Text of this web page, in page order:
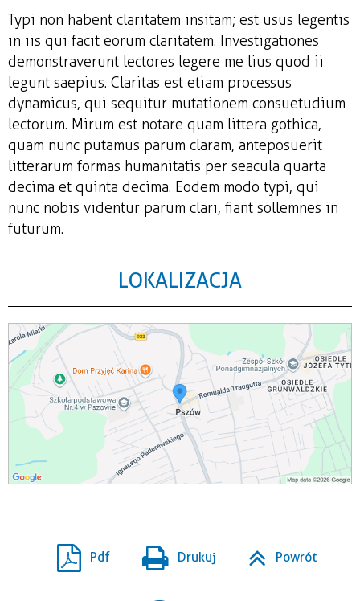
Typi non habent claritatem insitam; est usus legentis
in iis qui facit eorum claritatem. Investigationes
demonstraverunt lectores legere me lius quod ii
legunt saepius. Claritas est etiam processus
dynamicus, qui sequitur mutationem consuetudium
lectorum. Mirum est notare quam littera gothica,
quam nunc putamus parum claram, anteposuerit
litterarum formas humanitatis per seacula quarta
decima et quinta decima. Eodem modo typi, qui
nunc nobis videntur parum clari, fiant sollemnes in
futurum.
LOKALIZACJA
Pdf Drukuj Powrót